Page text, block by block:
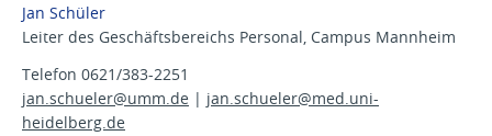
Jan Schüler
Leiter des Geschäftsbereichs Personal, Campus Mannheim
Telefon 0621/383-2251
jan.schueler@umm.de | jan.schueler@med.uni-
heidelberg.de